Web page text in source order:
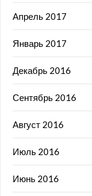
Апрель 2017
Январь 2017
Декабрь 2016
Сентябрь 2016
Август 2016
Июль 2016
Июнь 2016